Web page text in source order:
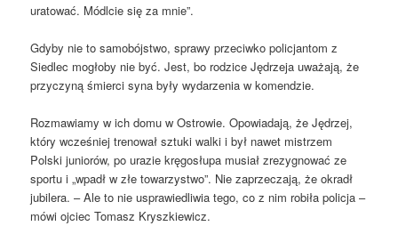
uratować. Módlcie się za mnie”.
Gdyby nie to samobójstwo, sprawy przeciwko policjantom z
Siedlec mogłoby nie być. Jest, bo rodzice Jędrzeja uważają, że
przyczyną śmierci syna były wydarzenia w komendzie.
Rozmawiamy w ich domu w Ostrowie. Opowiadają, że Jędrzej,
który wcześniej trenował sztuki walki i był nawet mistrzem
Polski juniorów, po urazie kręgosłupa musiał zrezygnować ze
sportu i „wpadł w złe towarzystwo”. Nie zaprzeczają, że okradł
jubilera. – Ale to nie usprawiedliwia tego, co z nim robiła policja –
mówi ojciec Tomasz Kryszkiewicz.